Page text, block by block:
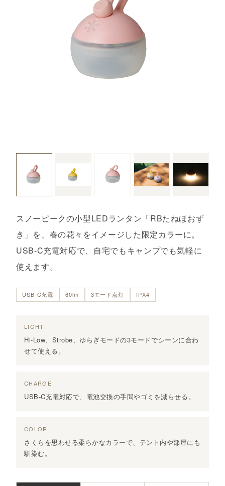
スノーピークの小型LEDランタン「RBたねほおず
き」を、春の花々をイメージした限定カラーに。
USB-C充電対応で、自宅でもキャンプでも気軽に
使えます。
USB-C充電 60lm 3モード点灯 IPX4
LIGHT
Hi-Low、Strobe、ゆらぎモードの3モードでシーンに合わ
せて使える。
CHARGE
USB-C充電対応で、電池交換の手間やゴミを減らせる。
COLOR
さくらを思わせる柔らかなカラーで、テント内や部屋にも
馴染む。